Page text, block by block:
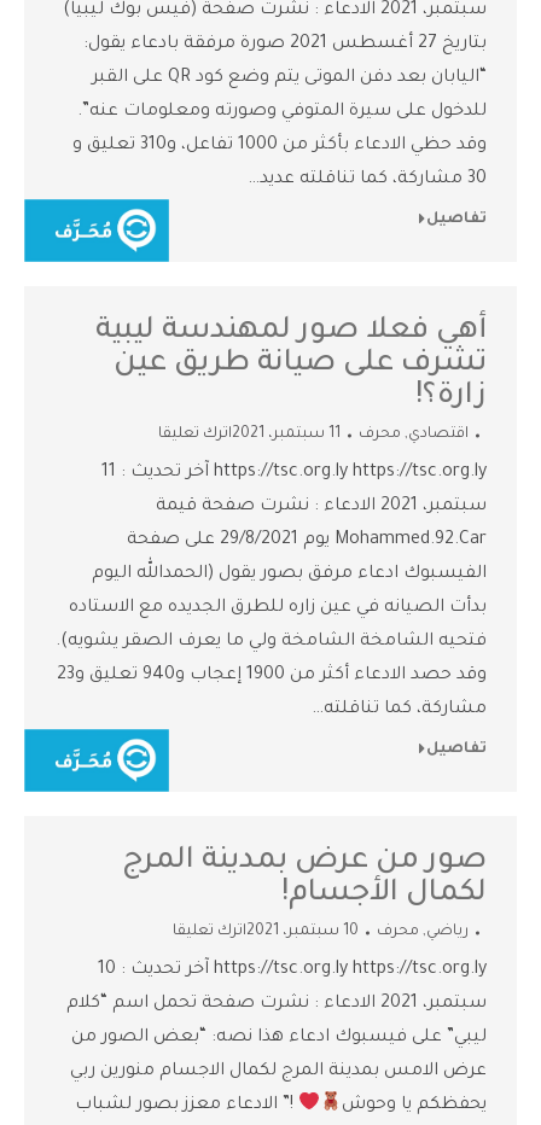
سبتمبر، 2021 الادعاء : نشرت صفحة (فيس بوك ليبيا)
بتاريخ 27 أغسطس 2021 صورة مرفقة بادعاء يقول:
“اليابان بعد دفن الموتى يتم وضع كود QR على القبر
للدخول على سيرة المتوفي وصورته ومعلومات عنه”.
وقد حظي الادعاء بأكثر من 1000 تفاعل، و310 تعليق و
30 مشاركة، كما تناقلته عديد…
تفاصيل
أهي فعلا صور لمهندسة ليبية
تشرف على صيانة طريق عين
زارة؟!
اقتصادي, محرف 11 سبتمبر، 2021 اترك تعليقا
https://tsc.org.ly https://tsc.org.ly آخر تحديث : 11
سبتمبر، 2021 الادعاء : نشرت صفحة قيمة
Mohammed.92.Car يوم 29/8/2021 على صفحة
الفيسبوك ادعاء مرفق بصور يقول (الحمدالله اليوم
بدأت الصيانه في عين زاره للطرق الجديده مع الاستاده
فتحيه الشامخة الشامخة ولي ما يعرف الصقر يشويه).
وقد حصد الادعاء أكثر من 1900 إعجاب و940 تعليق و23
مشاركة، كما تناقلته…
تفاصيل
صور من عرض بمدينة المرج
لكمال الأجسام!
رياضي, محرف 10 سبتمبر، 2021 اترك تعليقا
https://tsc.org.ly https://tsc.org.ly آخر تحديث : 10
سبتمبر، 2021 الادعاء : نشرت صفحة تحمل اسم “كلام
ليبي” على فيسبوك ادعاء هذا نصه: “بعض الصور من
عرض الامس بمدينة المرج لكمال الاجسام منورين ربي
يحفظكم يا وحوش
!” الادعاء معزز بصور لشباب